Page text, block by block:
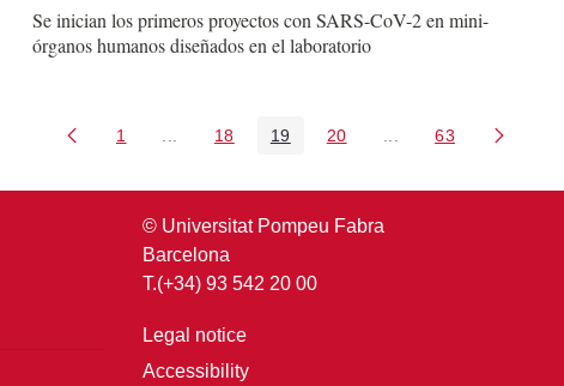
Se inician los primeros proyectos con SARS-CoV-2 en mini-
órganos humanos diseñados en el laboratorio
Page
1 Intermediate Pages Use TAB to navigate.
Page
18 Page
19 Page
20 Intermediate Pages
Page
63
© Universitat Pompeu Fabra
Barcelona
T.(+34) 93 542 20 00
Legal notice
Accessibility